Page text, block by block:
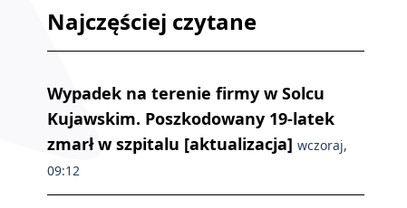
Najczęściej czytane
Wypadek na terenie firmy w Solcu
Kujawskim. Poszkodowany 19-latek
zmarł w szpitalu [aktualizacja] wczoraj,
09:12